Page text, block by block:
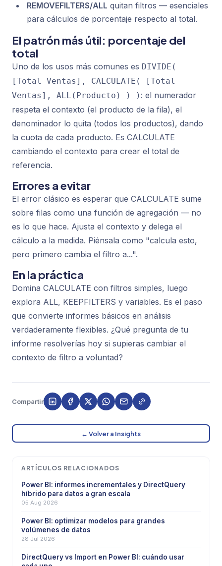
REMOVEFILTERS/ALL quitan filtros — esenciales
para cálculos de porcentaje respecto al total.
El patrón más útil: porcentaje del
total
Uno de los usos más comunes es DIVIDE(
[Total Ventas], CALCULATE( [Total
Ventas], ALL(Producto) ) ) : el numerador
respeta el contexto (el producto de la fila), el
denominador lo quita (todos los productos), dando
la cuota de cada producto. Es CALCULATE
cambiando el contexto para crear el total de
referencia.
Errores a evitar
El error clásico es esperar que CALCULATE sume
sobre filas como una función de agregación — no
es lo que hace. Ajusta el contexto y delega el
cálculo a la medida. Piénsala como "calcula esto,
pero primero cambia el filtro a...".
En la práctica
Domina CALCULATE con filtros simples, luego
explora ALL, KEEPFILTERS y variables. Es el paso
que convierte informes básicos en análisis
verdaderamente flexibles. ¿Qué pregunta de tu
informe resolverías hoy si supieras cambiar el
contexto de filtro a voluntad?
Compartir
← Volver a Insights
ARTÍCULOS RELACIONADOS
Power BI: informes incrementales y DirectQuery
híbrido para datos a gran escala
05 Aug 2026
Power BI: optimizar modelos para grandes
volúmenes de datos
28 Jul 2026
DirectQuery vs Import en Power BI: cuándo usar